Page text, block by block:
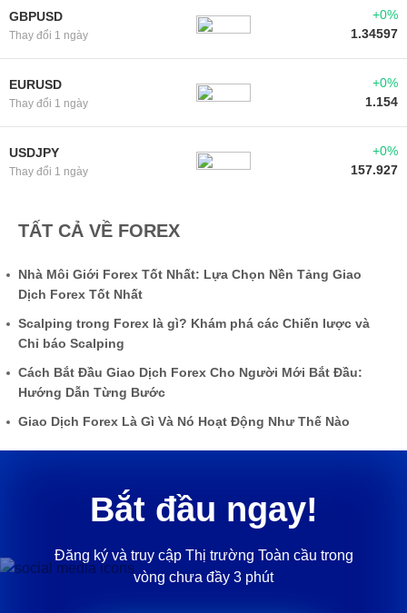
GBPUSD
Thay đổi 1 ngày
+0%
1.34597
EURUSD
Thay đổi 1 ngày
+0%
1.154
USDJPY
Thay đổi 1 ngày
+0%
157.927
TẤT CẢ VỀ FOREX
Nhà Môi Giới Forex Tốt Nhất: Lựa Chọn Nền Tảng Giao
Dịch Forex Tốt Nhất
Scalping trong Forex là gì? Khám phá các Chiến lược và
Chỉ báo Scalping
Cách Bắt Đầu Giao Dịch Forex Cho Người Mới Bắt Đầu:
Hướng Dẫn Từng Bước
Giao Dịch Forex Là Gì Và Nó Hoạt Động Như Thế Nào
Bắt đầu ngay!
Đăng ký và truy cập Thị trường Toàn cầu trong
vòng chưa đầy 3 phút